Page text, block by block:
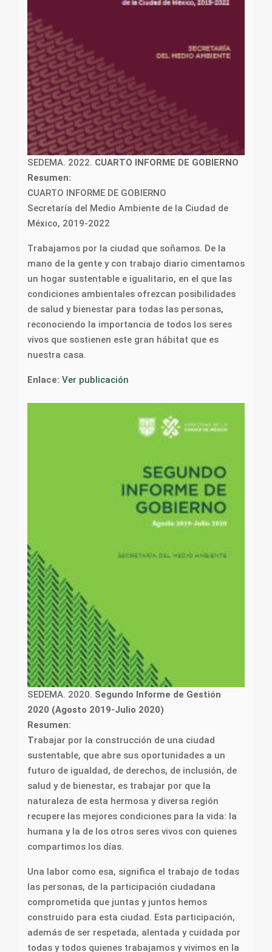
SEDEMA. 2022. CUARTO INFORME DE GOBIERNO
Resumen:
CUARTO INFORME DE GOBIERNO
Secretaría del Medio Ambiente de la Ciudad de
México, 2019-2022
Trabajamos por la ciudad que soñamos. De la
mano de la gente y con trabajo diario cimentamos
un hogar sustentable e igualitario, en el que las
condiciones ambientales ofrezcan posibilidades
de salud y bienestar para todas las personas,
reconociendo la importancia de todos los seres
vivos que sostienen este gran hábitat que es
nuestra casa.
Enlace: Ver publicación
SEDEMA. 2020. Segundo Informe de Gestión
2020 (Agosto 2019-Julio 2020)
Resumen:
Trabajar por la construcción de una ciudad
sustentable, que abre sus oportunidades a un
futuro de igualdad, de derechos, de inclusión, de
salud y de bienestar, es trabajar por que la
naturaleza de esta hermosa y diversa región
recupere las mejores condiciones para la vida: la
humana y la de los otros seres vivos con quienes
compartimos los días.
Una labor como esa, significa el trabajo de todas
las personas, de la participación ciudadana
comprometida que juntas y juntos hemos
construido para esta ciudad. Esta participación,
además de ser respetada, alentada y cuidada por
todas y todos quienes trabajamos y vivimos en la